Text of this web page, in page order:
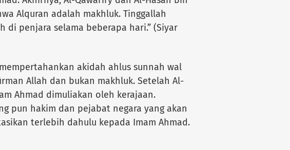
Alquran adalah makhluk. Tinggallah
di penjara selama beberapa hari.” (Siyar
akidah ahlus sunnah wal
Allah dan bukan makhluk. Setelah Al-
Ahmad dimuliakan oleh kerajaan.
pun hakim dan pejabat negara yang akan
terlebih dahulu kepada Imam Ahmad.